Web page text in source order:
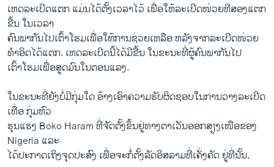
ເຫດລະ​ເບີດ​ແຕກ ​ແມ່ນ​ໄດ້ຕັ້ງເວລາ​ໄວ້​ ເພື່ອ​ໃຫ້​ລະ​ເບີດ​ໜ່ວຍ​ທີ​ສອງ​ແຕກ
ຂື້ນ​ ໃນ​ເວລາ
ຄົນ​ພາກັນ​ໄປ​ເຕົ້າໂຮມເພື່ອ​ໃຫ້ການ​ຊ່ວຍ​ເຫ​ລື​ອ ຫລັງ​ຈາກ​ລະ​ເບີດ​ໜ່ວຍ​
ທຳ​ອິດ​ໄດ້ແຕກ​. ເຫດລະ​ເບີດ​ນີ້ໄດ້​ມີ​ຂື້ນ ​ໃນ​ຂະນະ​ທີ່ຜູ້ຄົນ​ພາກັນໄປ
ເຕົ້າໂຮມເພື່ອສູດ​ມົນ​ໃນ​ຕອນ​ແລງ.
​ໃນ​ຂະນະ​ທີ່​ຍັງບໍ່​ມີ​ກຸ່ມໃດ ​ອ້າງ​ເອົາ​ຄວາມຮັບຜິດຊອບ​ໃນການວາ​ງລະ​ເບີດ
ເທື່ອ ກຸ່ມ​ຫົວ​
ຮຸນ​ແຮງ Boko Haram ທີ່ຈັດຕັ້ງຂຶ້ນ​ຢູ່ທາງຕາ​ເວັນ​ອອກສຽງເໜືອ​ຂອງ ​
Nigeria ​ແລະ
​ໄດ້​ປະກາດ​ເຖິງ​ຈຸດປະສົງ ​ເພື່ອຈະກໍ່​ຕັ້ງ​ລັດ​ອິສລາມ​ທີ່​ເຄັ່ງ​ຄັດ ຢູ່​ທີ່​ນັ້ນ.